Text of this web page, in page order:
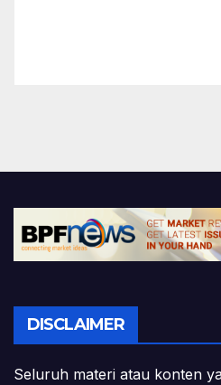
DISCLAIMER
Seluruh materi atau konten